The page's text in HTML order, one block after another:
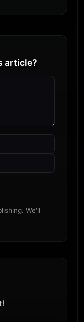
article?
We'll